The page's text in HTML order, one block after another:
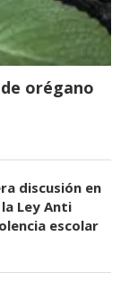
orégano
discusión en
Ley Anti
escolar